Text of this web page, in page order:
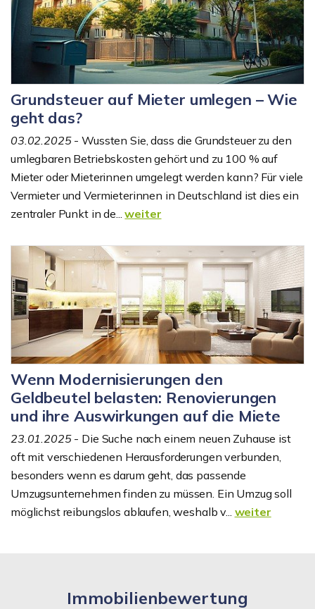
Grundsteuer auf Mieter umlegen – Wie
geht das?
03.02.2025- Wussten Sie, dass die Grundsteuer zu den
umlegbaren Betriebskosten gehört und zu 100 % auf
Mieter oder Mieterinnen umgelegt werden kann? Für viele
Vermieter und Vermieterinnen in Deutschland ist dies ein
zentraler Punkt in de...weiter
Wenn Modernisierungen den
Geldbeutel belasten: Renovierungen
und ihre Auswirkungen auf die Miete
23.01.2025- Die Suche nach einem neuen Zuhause ist
oft mit verschiedenen Herausforderungen verbunden,
besonders wenn es darum geht, das passende
Umzugsunternehmen finden zu müssen. Ein Umzug soll
möglichst reibungslos ablaufen, weshalb v... weiter
Immobilienbewertung